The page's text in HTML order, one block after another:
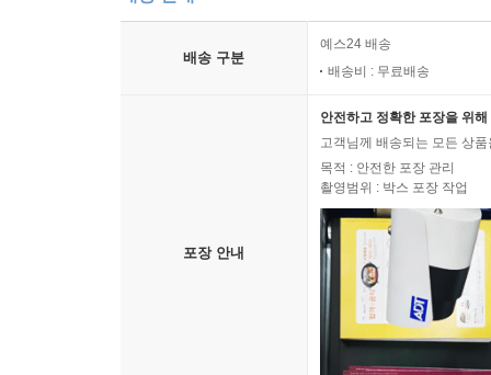
배송 구분
예스24 배송
배송비 : 무료배송
포장 안내
안전하고 정확한 포장을 위
고객님께 배송되는 모든 상
목적 : 안전한 포장 관리
촬영범위 : 박스 포장 작업